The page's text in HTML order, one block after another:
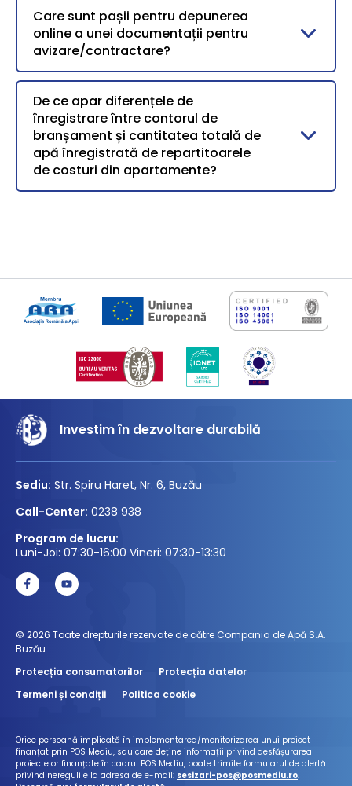
Care sunt pașii pentru depunerea
online a unei documentații pentru
avizare/contractare?
De ce apar diferențele de
înregistrare între contorul de
branșament și cantitatea totală de
apă înregistrată de repartitoarele
de costuri din apartamente?
Investim în dezvoltare durabilă
Sediu: Str. Spiru Haret, Nr. 6, Buzău
Call-Center: 0238 938
Program de lucru:
Luni-Joi: 07:30-16:00 Vineri: 07:30-13:30
© 2026 Toate drepturile rezervate de către Compania de Apă S.A.
Buzău
Protecția consumatorilor
Protecția datelor
Termeni și condiții
Politica cookie
Orice persoană implicată în implementarea/monitorizarea unui proiect
finanțat prin POS Mediu, sau care deține informații privind desfășurarea
proiectelor finanțate în cadrul POS Mediu, poate trimite formularul de alertă
privind neregulile la adresa de e-mail: sesizari-pos@posmediu.ro.